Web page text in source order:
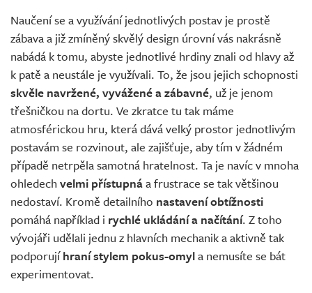
Naučení se a využívání jednotlivých postav je prostě
zábava a již zmíněný skvělý design úrovní vás nakrásně
nabádá k tomu, abyste jednotlivé hrdiny znali od hlavy až
k patě a neustále je využívali. To, že jsou jejich schopnosti
skvěle navržené, vyvážené a zábavné, už je jenom
třešničkou na dortu. Ve zkratce tu tak máme
atmosférickou hru, která dává velký prostor jednotlivým
postavám se rozvinout, ale zajišťuje, aby tím v žádném
případě netrpěla samotná hratelnost. Ta je navíc v mnoha
ohledech velmi přístupnáa frustrace se tak většinou
nedostaví. Kromě detailního nastavení obtížnosti
pomáhá například i rychlé ukládání a načítání. Z toho
vývojáři udělali jednu z hlavních mechanik a aktivně tak
podporujíhraní stylem pokus-omyla nemusíte se bát
experimentovat.